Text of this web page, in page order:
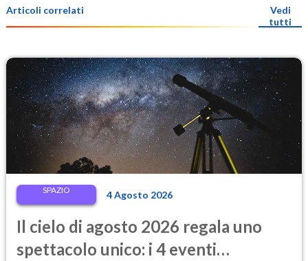
Articoli correlati
Vedi
tutti
SPAZIO 4 Agosto 2026
Il cielo di agosto 2026 regala uno
spettacolo unico: i 4 eventi